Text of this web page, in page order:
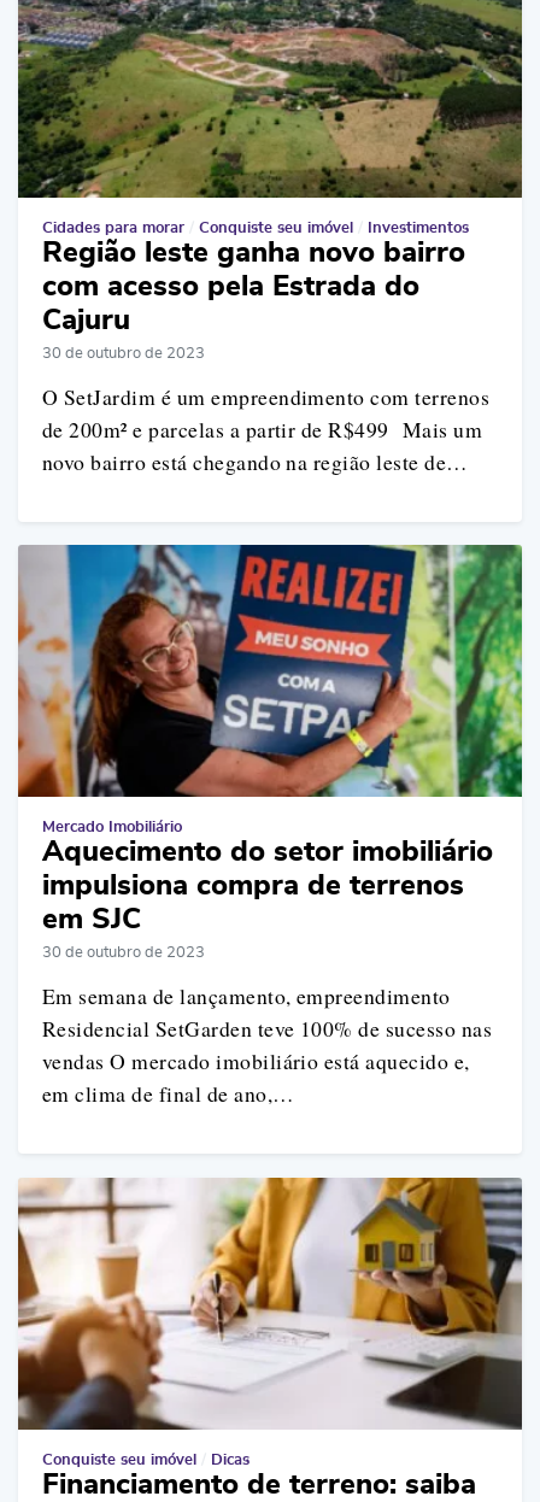
Cidades para morar Conquiste seu imóvel Investimentos
Região leste ganha novo bairro
com acesso pela Estrada do
Cajuru
30 de outubro de 2023
O SetJardim é um empreendimento com terrenos
de 200m² e parcelas a partir de R$499 Mais um
novo bairro está chegando na região leste de…
Mercado Imobiliário
Aquecimento do setor imobiliário
impulsiona compra de terrenos
em SJC
30 de outubro de 2023
Em semana de lançamento, empreendimento
Residencial SetGarden teve 100% de sucesso nas
vendas O mercado imobiliário está aquecido e,
em clima de final de ano,…
Conquiste seu imóvel Dicas
Financiamento de terreno: saiba